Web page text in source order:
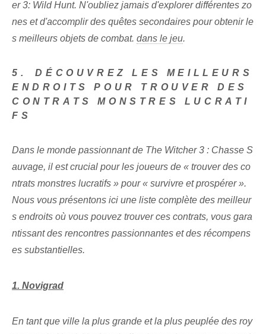
er 3: Wild Hunt. N'oubliez jamais d'explorer différentes zo
nes et d'accomplir des quêtes secondaires pour obtenir le
s meilleurs objets de combat. dans le jeu.
5.⁤ DÉCOUVREZ LES MEILLEURS
ENDROITS POUR TROUVER DES
CONTRATS MONSTRES LUCRATI
FS
Dans le monde passionnant de⁢ The Witcher 3 : Chasse S
auvage, il est crucial pour les joueurs de « trouver des co
ntrats monstres lucratifs » pour « survivre et prospérer ».
Nous vous présentons ici une liste complète des meilleur
s endroits où vous pouvez trouver ces contrats, vous gara
ntissant des rencontres passionnantes et des récompens
es substantielles.
1. Novigrad
En tant que ville la plus grande et la plus peuplée des roy